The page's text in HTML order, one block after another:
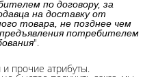
по договору, за
на доставку от
товара, не позднее чем
потребителем
".
прочие атрибуты.